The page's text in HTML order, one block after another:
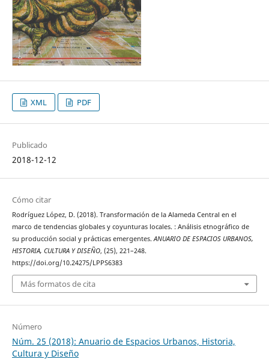
XML PDF
Publicado
2018-12-12
Cómo citar
Rodríguez López, D. (2018). Transformación de la Alameda Central en el
marco de tendencias globales y coyunturas locales. : Análisis etnográfico de
su producción social y prácticas emergentes.ANUARIO DE ESPACIOS URBANOS,
HISTORIA, CULTURA Y DISEÑO, (25), 221–248.
https://doi.org/10.24275/LPPS6383
Más formatos de cita
Número
Núm. 25 (2018): Anuario de Espacios Urbanos, Historia,
Cultura y Diseño